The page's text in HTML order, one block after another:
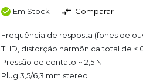
Em Stock Comparar
Frequência de resposta (fones de
THD, distorção harmônica total de <
Pressão de contato ~ 2,5 N
Plug 3,5/6,3 mm stereo